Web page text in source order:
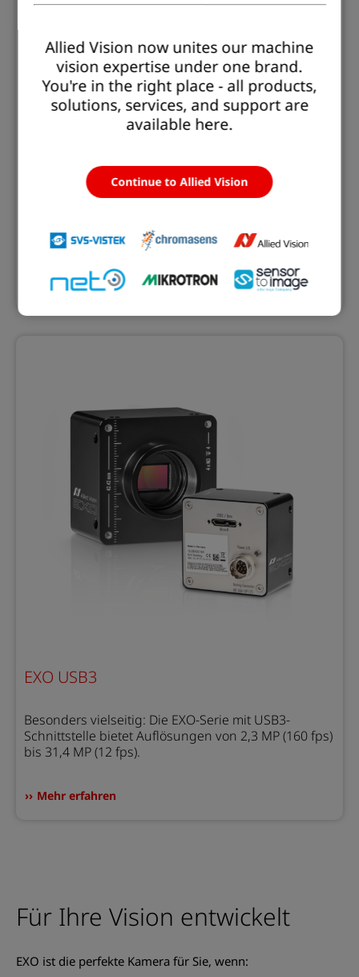
EXO GigE
Die EXO-Serie mit GigE Vision-Schnittstelle bietet
Kameras mit Auflösungen von 1,6 bis 24,5 MP.
Mehr erfahren
EXO USB3
Besonders vielseitig: Die EXO-Serie mit USB3-
Schnittstelle bietet Auflösungen von 2,3 MP (160 fps)
bis 31,4 MP (12 fps).
Mehr erfahren
Für Ihre Vision entwickelt
EXO ist die perfekte Kamera für Sie, wenn:
Allied Vision now unites our machine
vision expertise under one brand.
You're in the right place - all products,
solutions, services, and support are
available here.
Continue to Allied Vision